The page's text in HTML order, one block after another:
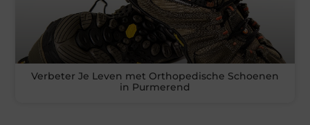
Verbeter Je Leven met Orthopedische Schoenen
in Purmerend